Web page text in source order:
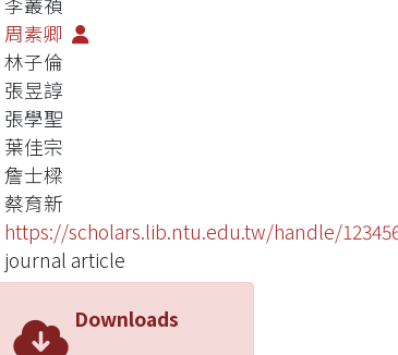
周素卿
林子倫
張昱諄
張學聖
葉佳宗
詹士樑
蔡育新
https://scholars.lib.ntu.edu.tw/handle/
journal article
Downloads